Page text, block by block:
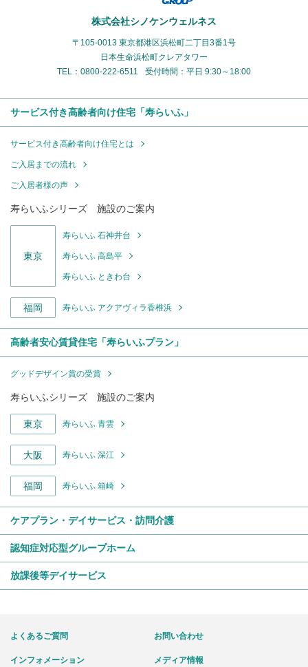
株式会社シノケンウェルネス
〒105-0013 東京都港区浜松町二丁目3番1号
日本生命浜松町クレアタワー
TEL：0800-222-6511
受付時間：平日 9:30～18:00
サービス付き高齢者向け住宅「寿らいふ」
サービス付き高齢者向け住宅とは
ご入居までの流れ
ご入居者様の声
寿らいふシリーズ 施設のご案内
東京
寿らいふ 石神井台
寿らいふ 高島平
寿らいふ ときわ台
福岡 寿らいふ アクアヴィラ香椎浜
高齢者安心賃貸住宅「寿らいふプラン」
グッドデザイン賞の受賞
寿らいふシリーズ 施設のご案内
東京 寿らいふ 青雲
大阪 寿らいふ 深江
福岡 寿らいふ 箱崎
ケアプラン・デイサービス・訪問介護
認知症対応型グループホーム
放課後等デイサービス
よくあるご質問 お問い合わせ
インフォメーション メディア情報